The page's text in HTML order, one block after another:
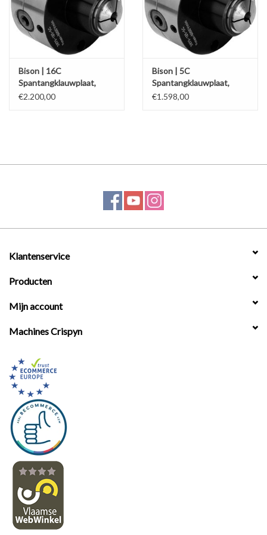
Werkplaatsinrichting |
Cadeaubonnen &
Bison | 16C
Spantangklauwplaat,
Type 3975,
€2.200,00
Bison | 5C
Spantangklauwplaat,
Type 3975,
€1.598,00
Klantenservice
Producten
Mijn account
Machines Crispyn